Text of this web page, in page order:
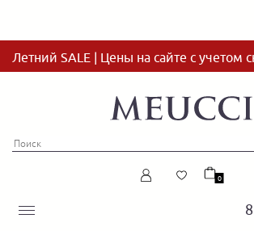
Летний SALE | Цены на сайте с учетом
0